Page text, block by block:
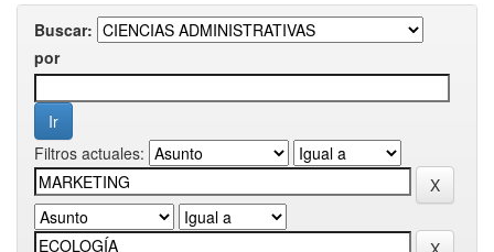
Buscar:
por
Filtros actuales: